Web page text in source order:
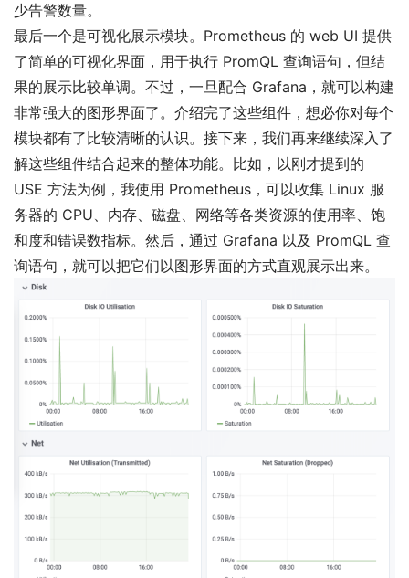
少告警数量。
最后一个是可视化展示模块。Prometheus 的 web UI 提供
了简单的可视化界面，用于执行 PromQL 查询语句，但结
果的展示比较单调。不过，一旦配合 Grafana，就可以构建
非常强大的图形界面了。介绍完了这些组件，想必你对每个
模块都有了比较清晰的认识。接下来，我们再来继续深入了
解这些组件结合起来的整体功能。比如，以刚才提到的
USE 方法为例，我使用 Prometheus，可以收集 Linux 服
务器的 CPU、内存、磁盘、网络等各类资源的使用率、饱
和度和错误数指标。然后，通过 Grafana 以及 PromQL 查
询语句，就可以把它们以图形界面的方式直观展示出来。